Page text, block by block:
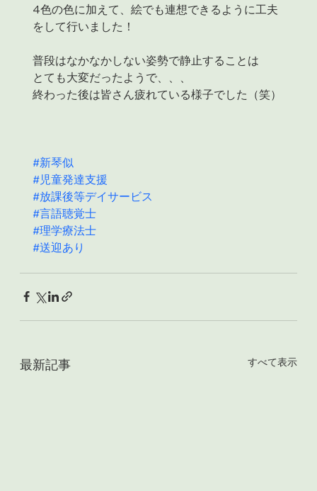
4色の色に加えて、絵でも連想できるように工夫
をして行いました！
普段はなかなかしない姿勢で静止することは
とても大変だったようで、、、
終わった後は皆さん疲れている様子でした（笑）
#新琴似
#児童発達支援
#放課後等デイサービス
#言語聴覚士
#理学療法士
#送迎あり
最新記事 すべて表示